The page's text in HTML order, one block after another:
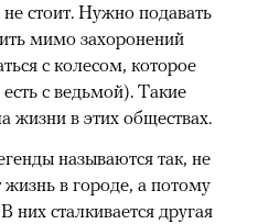
не стоит. Нужно подавать
мимо захоронений
с колесом, которое
с ведьмой). Такие
жизни в этих обществах.
называются так, не
в городе, а потому
сталкивается другая